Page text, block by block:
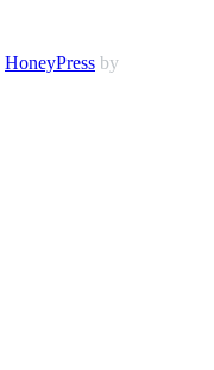
HoneyPress by